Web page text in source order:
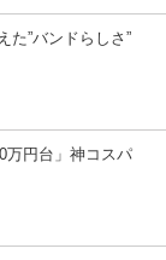
た”バンドらしさ”
万円台」神コスパ